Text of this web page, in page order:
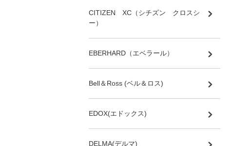
CITIZEN XC（シチズン クロスシ
ー）
EBERHARD（エベラール）
Bell＆Ross (ベル＆ロス)
EDOX(エドックス)
DELMA(デルマ)